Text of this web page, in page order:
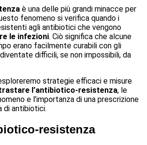
è una delle più grandi minacce per
fenomeno si verifica quando i
agli antibiotici che vengono
le infezioni. Ciò significa che alcune
erano facilmente curabili con gli
difficili, se non impossibili, da
strategie efficaci e misure
l’antibiotico-resistenza, le
e l’importanza di una prescrizione
di antibiotici.
resistenza